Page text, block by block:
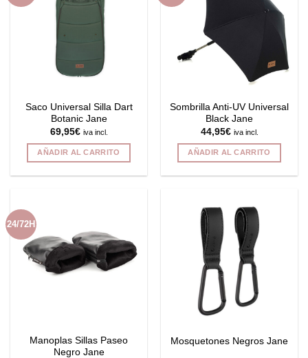
elegir
página
de
producto
Saco Universal Silla Dart
Botanic Jane
69,95€ iva incl.
AÑADIR AL CARRITO
Sombrilla Anti-UV Universal
Black Jane
44,95€ iva incl.
AÑADIR AL CARRITO
24/72H
Manoplas Sillas Paseo
Negro Jane
Mosquetones Negros Jane